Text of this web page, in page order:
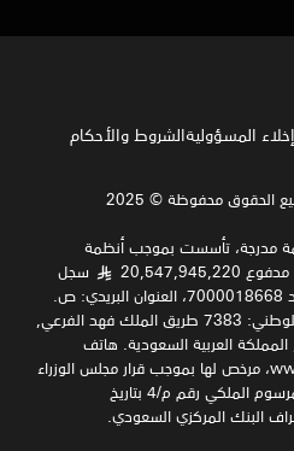
المسؤوليةالشروط والأحكام
الحقوق محفوظة © 2025
مدرجة، تأسست بموجب أنظمة
§
سجل
تجاري رقم 1010025779، رقم موحد 7000018668، العنوان البريدي: ص.
ب. 9084, الرياض 11413. العنوان الوطني: 7383 طريق الملك فهد الفرعي,
13325 الرياض, المملكة العربية السعودية. هاتف
4050677 11 966+، www.sab.com، مرخص لها بموجب قرار مجلس الوزراء
رقم 198 بتاريخ 06/02/1398هـ والمرسوم الملكي رقم م/4 بتاريخ